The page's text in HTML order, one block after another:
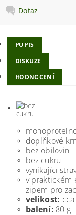
Dotaz
POPIS
DISKUZE
HODNOCENÍ
doplňkové
bez obilovin
bez cukru
vynikající
v praktickém
zipem pro
velikost:
balení: 80 g